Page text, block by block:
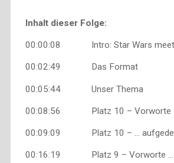
Inhalt dieser Folge:
00:00:08 Intro: Star Wars
00:02:49 Das Format
00:05:44 Unser Thema
00:08:56 Platz 10 – Vorworte
00:09:09 Platz 10 – …
00:16:19 Platz 9 – Vorworte …